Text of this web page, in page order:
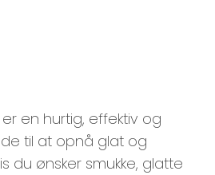
en hurtig, effektiv og
til at opnå glat og
du ønsker smukke, glatte